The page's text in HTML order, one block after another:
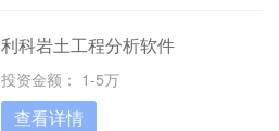
利科岩土工程分析软件
投资金额： 1-5万
查看详情